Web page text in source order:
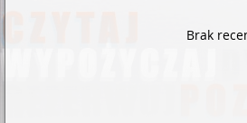
Brak